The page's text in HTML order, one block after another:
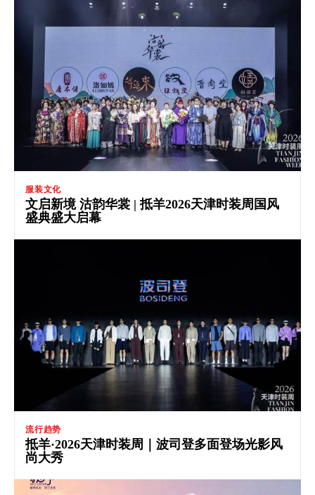
服装文化
文启新境 沽韵华裳 | 抵羊2026天津时装周国风
盛典盛大启幕
流行趋势
抵羊·2026天津时装周｜波司登多面登场光影风
尚大秀